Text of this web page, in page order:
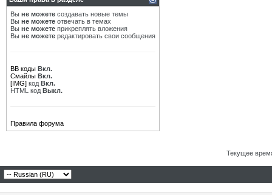
Вы не можете создавать новые темы
Вы не можете отвечать в темах
Вы не можете прикреплять вложения
Вы не можете редактировать свои сообщения
BB коды Вкл.
Смайлы Вкл.
[IMG] код Вкл.
HTML код Выкл.
Правила форума
Текущее